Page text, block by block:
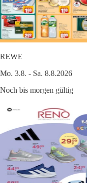
REWE
Mo. 3.8. - Sa. 8.8.2026
Noch bis morgen gültig